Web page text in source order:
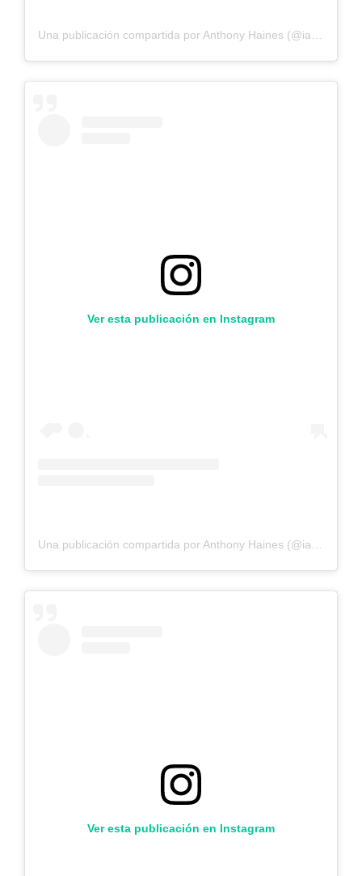
Ver esta publicación en Instagram
Ver esta publicación en Instagram